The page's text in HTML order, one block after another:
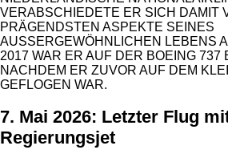
VERABSCHIEDETE ER SICH DAMIT
PRÄGENDSTEN ASPEKTE SEINES
AUSSERGEWÖHNLICHEN LEBENS
017 WAR ER AUF DER BOEING 737
ACHDEM ER ZUVOR AUF DEM
EFLOGEN WAR.
7. Mai 2026: Letzter Flug
Regierungsjet